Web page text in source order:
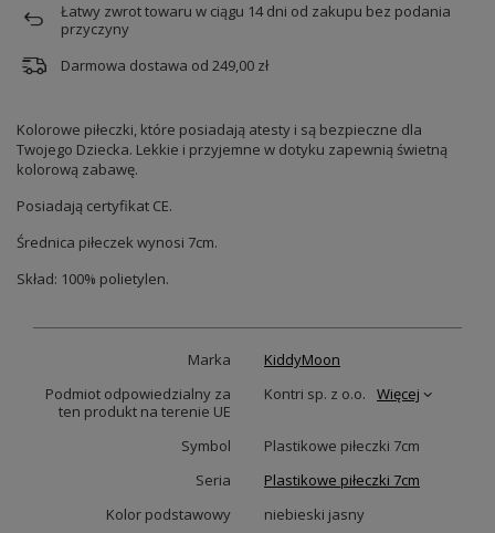
Łatwy zwrot towaru w ciągu 14dni od zakupu bez podania
przyczyny
Darmowa dostawa od 249,00 zł
Kolorowe piłeczki, które posiadają atesty i są bezpieczne dla
Twojego Dziecka. Lekkie i przyjemne w dotyku zapewnią świetną
kolorową zabawę.
Posiadają certyfikat CE.
Średnica piłeczek wynosi 7cm.
Skład: 100% polietylen.
Marka
KiddyMoon
Podmiot odpowiedzialny za
ten produkt na terenie UE
Kontri sp. z o.o. Więcej
Symbol
Plastikowe piłeczki 7cm
Seria
Plastikowe piłeczki 7cm
Kolor podstawowy
niebieski jasny